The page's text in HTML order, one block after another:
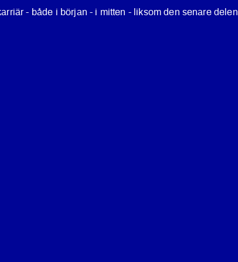
- både i början - i mitten - liksom den senare delen.